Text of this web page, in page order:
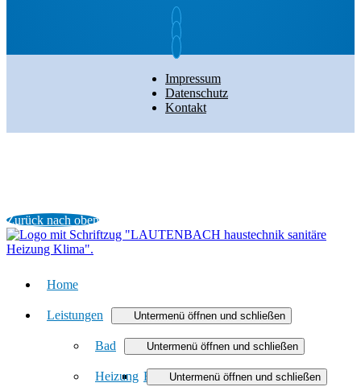
Impressum
Datenschutz
Kontakt
Zurück nach oben
Home
Leistungen Untermenü öffnen und schließen
Bad Untermenü öffnen und schließen
Badmodernisierung
Heizung Untermenü öffnen und schließen